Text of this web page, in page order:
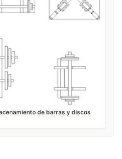
de barras y discos